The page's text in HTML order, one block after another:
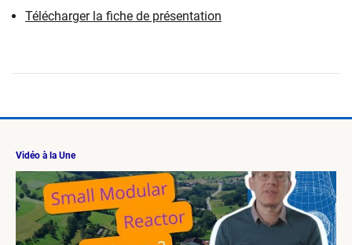
Télécharger la fiche de présentation
Vidéo à la Une